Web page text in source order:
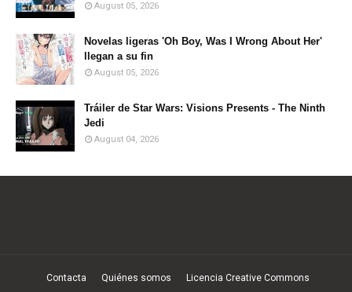
August 05, 2026
Novelas ligeras 'Oh Boy, Was I Wrong About Her'
llegan a su fin
August 05, 2026
Tráiler de Star Wars: Visions Presents - The Ninth
Jedi
August 04, 2026
Contacta Quiénes somos Licencia Creative Commons